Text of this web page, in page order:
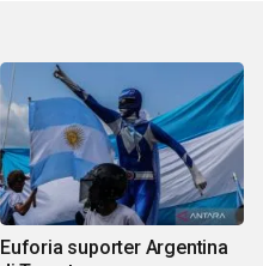
Euforia suporter Argentina